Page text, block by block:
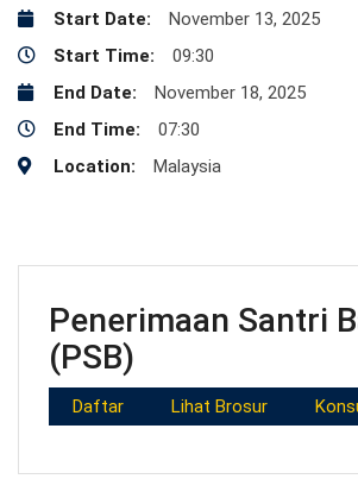
Start Date:
November 13, 2025
Start Time:
09:30
End Date:
November 18, 2025
End Time:
07:30
Location:
Malaysia
Penerimaan Santri
(PSB)
Daftar Lihat Brosur